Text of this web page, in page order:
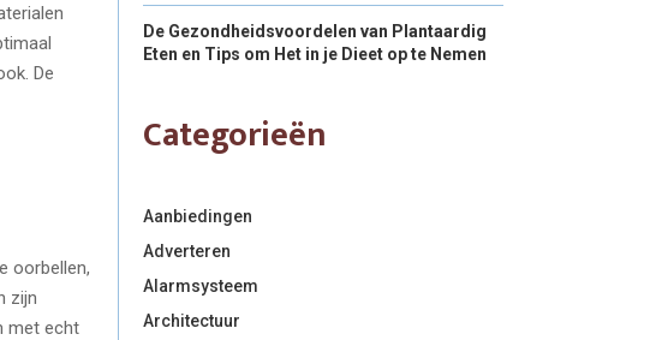
De
oorbellen,
zijn
met echt
De Gezondheidsvoordelen van Plantaardig
Eten en Tips om Het in je Dieet op te Nemen
Categorieën
Aanbiedingen
Adverteren
Alarmsysteem
Architectuur